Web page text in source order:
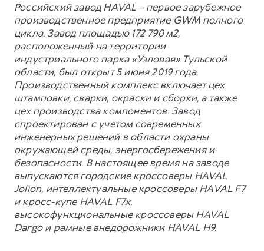
Российский завод HAVAL – первое зарубежное
производственное предприятие GWM полного
цикла. Завод площадью 172 790 м2,
расположенный на территории
индустриального парка «Узловая» Тульской
области, был открыт 5 июня 2019 года.
Производственный комплекс включает цех
штамповки, сварки, окраски и сборки, а также
цех производства компонентов. Завод
спроектирован с учетом современных
инженерных решений в области охраны
окружающей среды, энергосбережения и
безопасности. В настоящее время на заводе
выпускаются городские кроссоверы HAVAL
Jolion, интеллектуальные кроссоверы HAVAL F7
и кросс-купе HAVAL F7x,
высокофункциональные кроссоверы HAVAL
Dargo и рамные внедорожники HAVAL H9.